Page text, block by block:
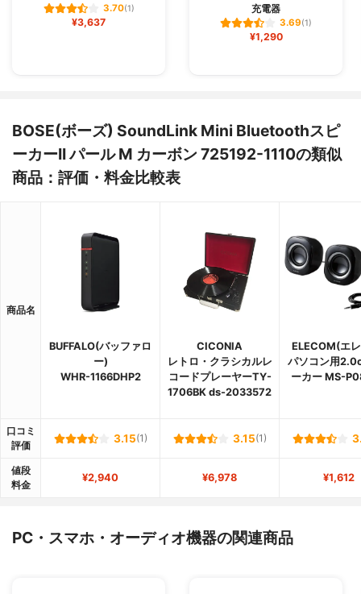
3.70(1)
¥3,637
充電器
3.69(1)
¥1,290
BOSE(ボーズ) SoundLink Mini Bluetoothスピ
ーカーII パール M カーボン 725192-1110の類似
商品：評価・料金比較表
商品名
BUFFALO(バッファロ
ー)
WHR-1166DHP2
CICONIA
レトロ・クラシカルレ
コードプレーヤーTY-
1706BK ds-2033572
ELECOM(エ
パソコン用
ーカー MS-
口コミ
評価
3.15(1) 3.15(1)
値段
料金
¥2,940 ¥6,978 ¥1,612
PC・スマホ・オーディオ機器の関連商品